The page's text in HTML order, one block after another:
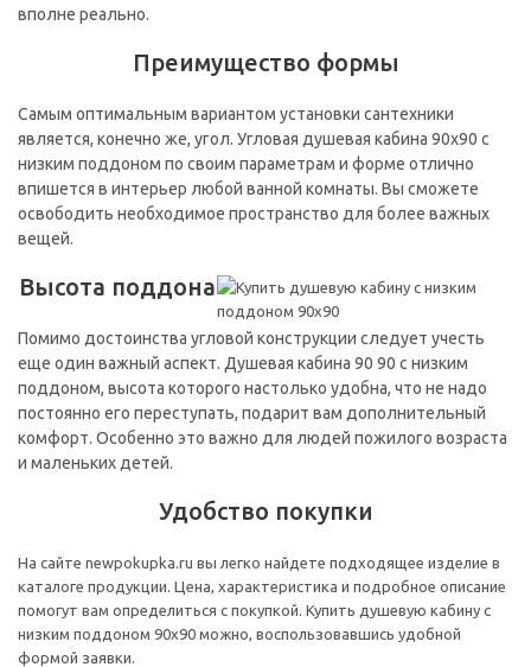
вполне реально.
Преимущество формы
Самым оптимальным вариантом установки сантехники
является, конечно же, угол. Угловая душевая кабина 90х90 с
низким поддоном по своим параметрам и форме отлично
впишется в интерьер любой ванной комнаты. Вы сможете
освободить необходимое пространство для более важных
вещей.
Высота поддона
Помимо достоинства угловой конструкции следует учесть
еще один важный аспект. Душевая кабина 90 90 с низким
поддоном, высота которого настолько удобна, что не надо
постоянно его переступать, подарит вам дополнительный
комфорт. Особенно это важно для людей пожилого возраста
и маленьких детей.
Удобство покупки
На сайте newpokupka.ru вы легко найдете подходящее изделие в
каталоге продукции. Цена, характеристика и подробное описание
помогут вам определиться с покупкой. Купить душевую кабину с
низким поддоном 90х90 можно, воспользовавшись удобной
формой заявки.